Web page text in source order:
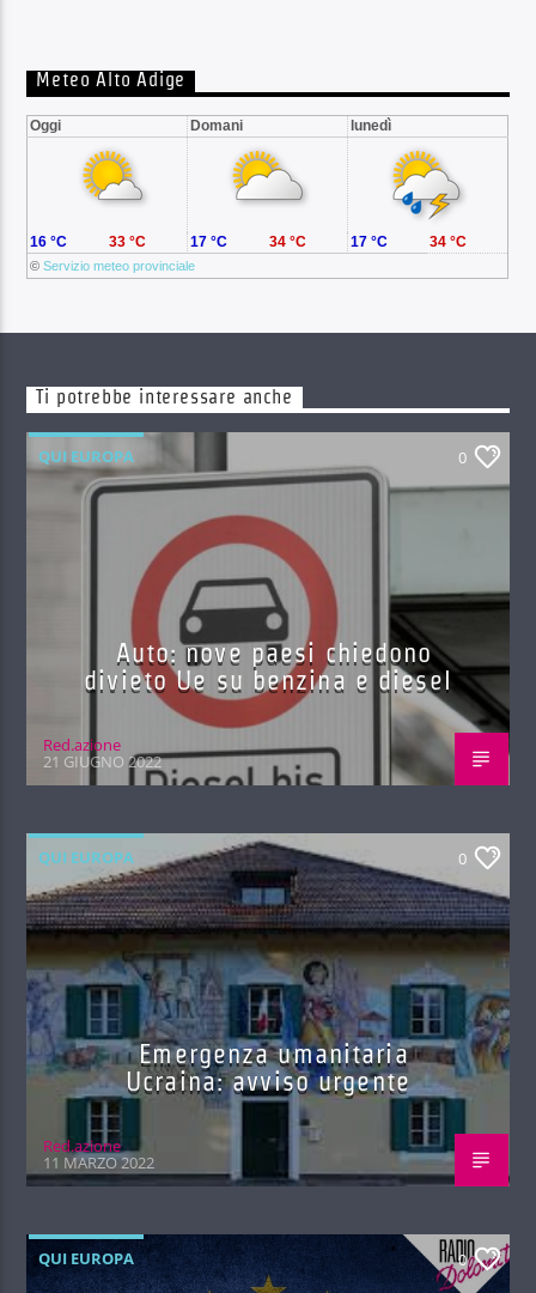
Meteo Alto Adige
Oggi Domani lunedì
©Servizio meteo provinciale
16 °C 33 °C 17 °C 34 °C 17 °C 34 °C
Ti potrebbe interessare anche
QUI EUROPA 0
Auto: nove paesi chiedono
divieto Ue su benzina e diesel
Red.azione
21 GIUGNO 2022
QUI EUROPA 0
Emergenza umanitaria
Ucraina: avviso urgente
Red.azione
11 MARZO 2022
QUI EUROPA 0